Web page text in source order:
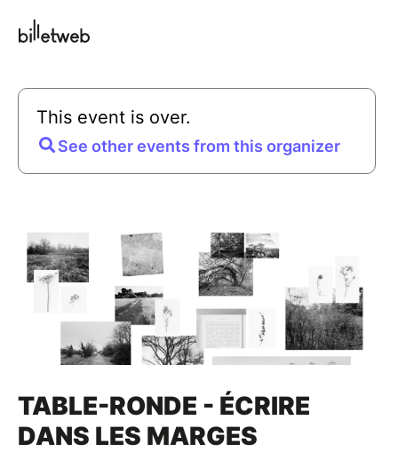
This event is over.
See other events from this organizer
TABLE-RONDE - ÉCRIRE
DANS LES MARGES